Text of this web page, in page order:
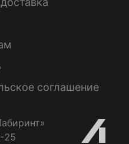
соглашение
25